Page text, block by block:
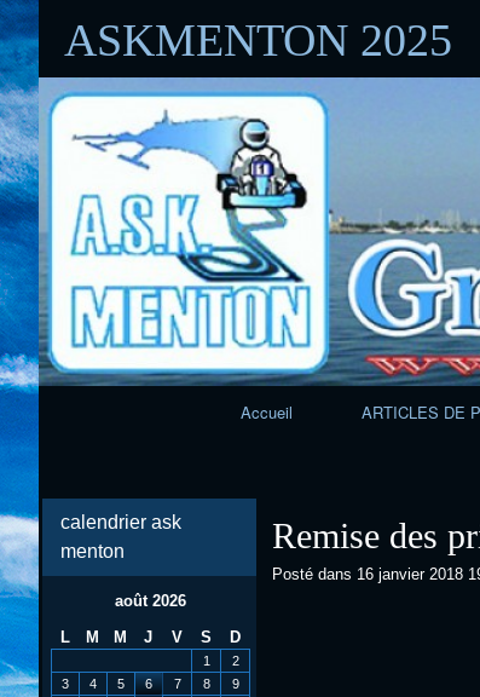
ASKMENTON 2025
Navigation
Accueil ARTICLES DE
Remise des
Posté dans 16 janvier 2018
calendrier ask
menton
août 2026
L
M M J V S D
1
2
3
4 5 6 7 8
9